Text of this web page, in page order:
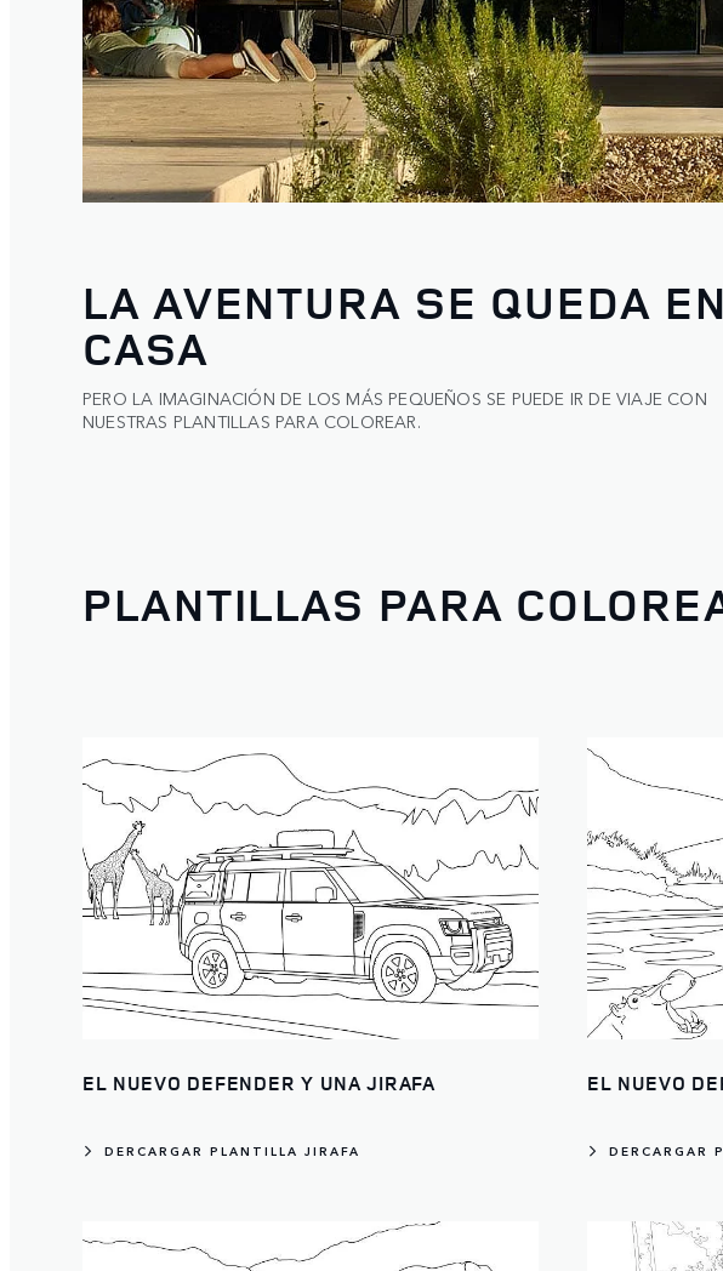
LA AVENTURA SE QUEDA EN
CASA
PERO LA IMAGINACIÓN DE LOS MÁS PEQUEÑOS SE PUEDE IR DE VIAJE CON
NUESTRAS PLANTILLAS PARA COLOREAR.
PLANTILLAS PARA
EL NUEVO DEFENDER Y UNA JIRAFA
DERCARGAR PLANTILLA JIRAFA
EL NUEVO
DERCARGAR